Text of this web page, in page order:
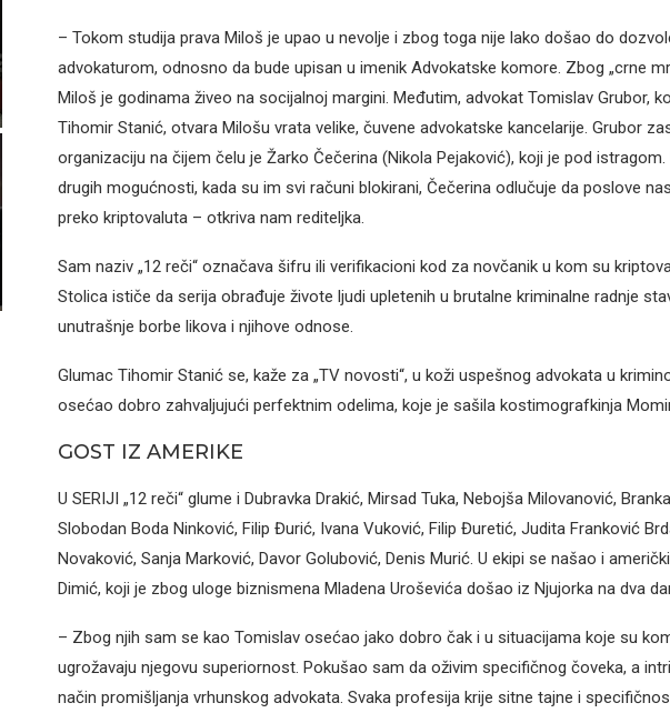
– Tokom studija prava Miloš je upao u nevolje i zbog toga nije lako došao do
advokaturom, odnosno da bude upisan u imenik Advokatske komore. Zbog „crne
Miloš je godinama živeo na socijalnoj margini. Međutim, advokat Tomislav Grubor,
Tihomir Stanić, otvara Milošu vrata velike, čuvene advokatske kancelarije. Grubor
organizaciju na čijem čelu je Žarko Čečerina (Nikola Pejaković), koji je pod
drugih mogućnosti, kada su im svi računi blokirani, Čečerina odlučuje da poslove
preko kriptovaluta – otkriva nam rediteljka.
Sam naziv „12 reči“ označava šifru ili verifikacioni kod za novčanik u kom su
Stolica ističe da serija obrađuje živote ljudi upletenih u brutalne kriminalne radnje
unutrašnje borbe likova i njihove odnose.
Glumac Tihomir Stanić se, kaže za „TV novosti“, u koži uspešnog advokata u
osećao dobro zahvaljujući perfektnim odelima, koje je sašila kostimografkinja
GOST IZ AMERIKE
U SERIJI „12 reči“ glume i Dubravka Drakić, Mirsad Tuka, Nebojša Milovanović,
Slobodan Boda Ninković, Filip Đurić, Ivana Vuković, Filip Đuretić, Judita Franković
Novaković, Sanja Marković, Davor Golubović, Denis Murić. U ekipi se našao i
Dimić, koji je zbog uloge biznismena Mladena Uroševića došao iz Njujorka na dva
– Zbog njih sam se kao Tomislav osećao jako dobro čak i u situacijama koje su
ugrožavaju njegovu superiornost. Pokušao sam da oživim specifičnog čoveka, a
način promišljanja vrhunskog advokata. Svaka profesija krije sitne tajne i